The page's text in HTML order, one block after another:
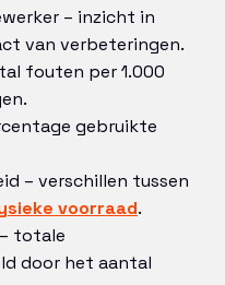
– inzicht in
van verbeteringen.
fouten per 1.000
gebruikte
– verschillen tussen
voorraad.
totale
door het aantal